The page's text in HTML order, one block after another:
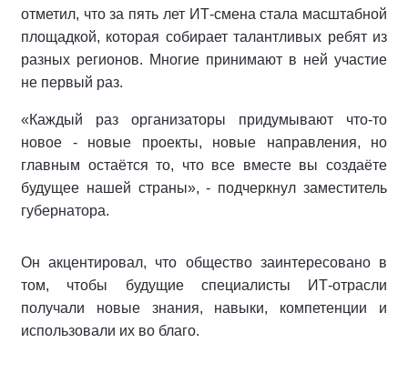
отметил, что за пять лет ИТ-смена стала масштабной
площадкой, которая собирает талантливых ребят из
разных регионов. Многие принимают в ней участие
не первый раз.
«Каждый раз организаторы придумывают что-то
новое - новые проекты, новые направления, но
главным остаётся то, что все вместе вы создаёте
будущее нашей страны», - подчеркнул заместитель
губернатора.
Он акцентировал, что общество заинтересовано в
том, чтобы будущие специалисты ИТ-отрасли
получали новые знания, навыки, компетенции и
использовали их во благо.